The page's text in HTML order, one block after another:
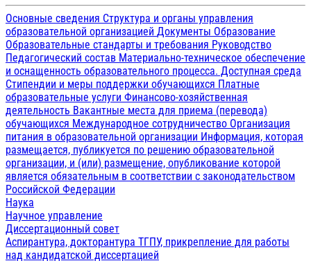
Основные сведения Структура и органы управления
образовательной организацией Документы Образование
Образовательные стандарты и требования Руководство
Педагогический состав Материально-техническое обеспечение
и оснащенность образовательного процесса. Доступная среда
Стипендии и меры поддержки обучающихся Платные
образовательные услуги Финансово-хозяйственная
деятельность Вакантные места для приема (перевода)
обучающихся Международное сотрудничество Организация
питания в образовательной организации Информация, которая
размещается, публикуется по решению образовательной
организации, и (или) размещение, опубликование которой
является обязательным в соответствии с законодательством
Российской Федерации
Наука
Научное управление
Диссертационный совет
Аспирантура, докторантура ТГПУ, прикрепление для работы
над кандидатской диссертацией